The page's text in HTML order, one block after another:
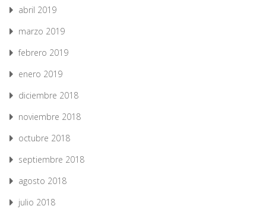
abril 2019
marzo 2019
febrero 2019
enero 2019
diciembre 2018
noviembre 2018
octubre 2018
septiembre 2018
agosto 2018
julio 2018